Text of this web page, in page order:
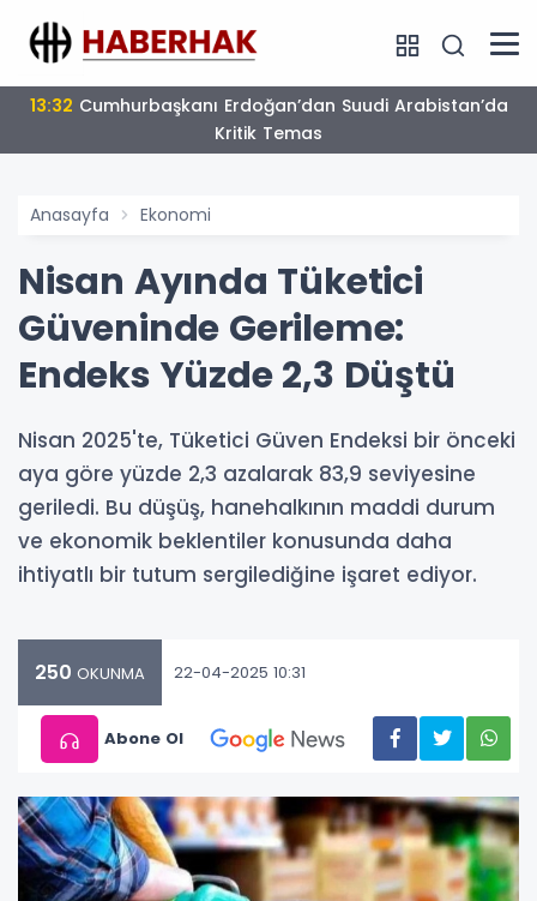
13:32
Kritik Temas
Anasayfa Ekonomi
Nisan Ayında Tüketici
Güveninde Gerileme:
Endeks Yüzde 2,3 Düştü
Nisan 2025'te, Tüketici Güven Endeksi bir önceki
aya göre yüzde 2,3 azalarak 83,9 seviyesine
geriledi. Bu düşüş, hanehalkının maddi durum
ve ekonomik beklentiler konusunda daha
ihtiyatlı bir tutum sergilediğine işaret ediyor.
250 OKUNMA 22-04-2025 10:31
Abone Ol